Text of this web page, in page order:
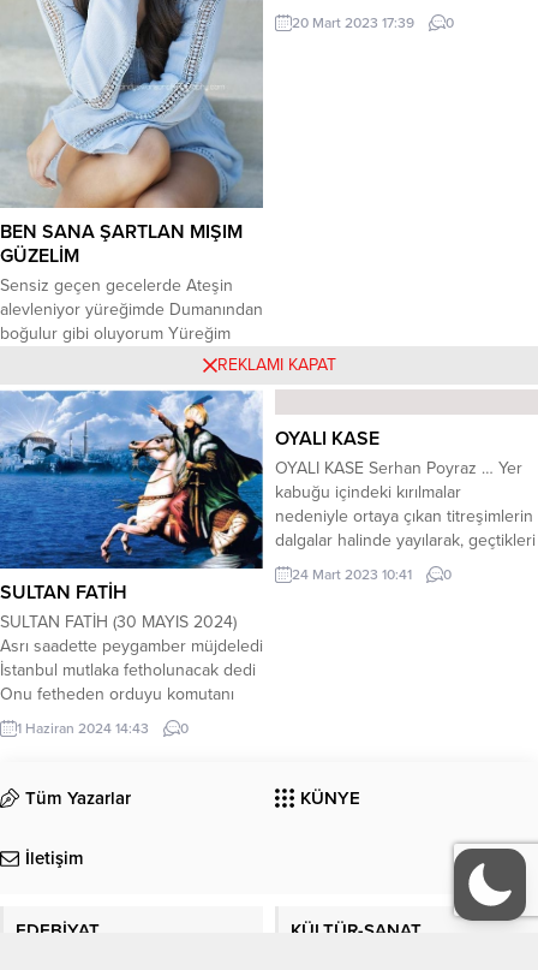
BEN SANA ŞARTLAN MIŞIM
GÜZELİM
Sensiz geçen gecelerde Ateşin
alevleniyor yüreğimde Dumanından
boğulur gibi oluyorum Yüreğim
oluyor kalbim Acılar İçinde
kıvranırken Hayalin geliyor
gözlerimin önüne O kadar güzelsin
ki Seni o kadar çok sevmişim ki
Dalıyorum hülyalara Acılarım diniyor
o güzel dudaklarınla Sanki üflemiş
de Yaktığın ateşin...
Çifci’ nin “Sevgi Yağmuru” adlı şiir
kitabının 2. Baskısı Kitap Yurdu
20 Mart 2023 17:39 0
SULTAN FATİH
SULTAN FATİH (30 MAYIS 2024)
Asrı saadette peygamber müjdeledi
İstanbul mutlaka fetholunacak dedi
Onu fetheden orduyu komutanı
övdü Bu müjdeye mazhar oldu
Sultan Fatih *** Molla Gürani,
eğitimini çok iyi verdiler hocaları
Daha çocuklukta başladı fetih
Sultan Fatih *** Bizans surlarını
1 Haziran 2024 14:43 0
OYALI KASE
OYALI KASE Serhan Poyraz … Yer
kabuğu içindeki kırılmalar
nedeniyle ortaya çıkan titreşimlerin
dalgalar halinde yayılarak, geçtikleri
ortamları ve yer yüzeyini sarsma
olayına deprem denmesi, sanırım
24 Mart 2023 10:41 0
Tüm Yazarlar KÜNYE
İletişim
EDEBİYAT KÜLTÜR-SANAT
REKLAMI KAPAT